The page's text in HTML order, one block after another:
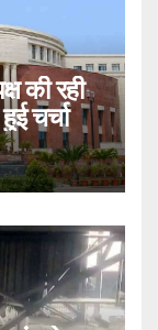
की रही
चर्चा